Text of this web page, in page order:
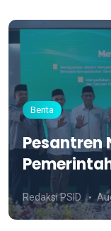
Berita
Pesantren
dan
Pesantren
Redaksi PSID